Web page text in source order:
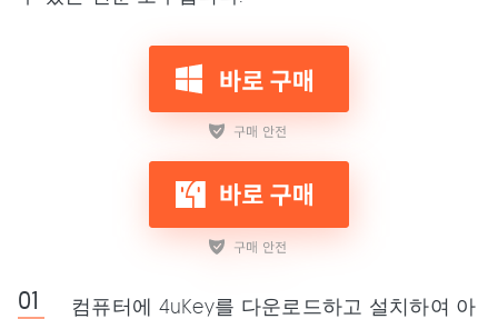
컴퓨터에 4uKey를 다운로드하고 설치하여 아